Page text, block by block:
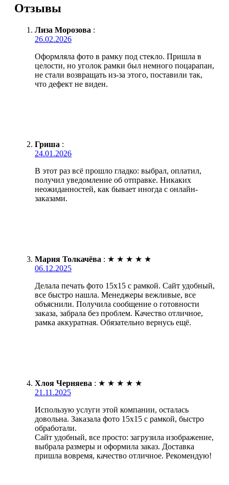
Отзывы
Лиза Морозова :
26.02.2026
Оформляла фото в рамку под стекло. Пришла в
целости, но уголок рамки был немного поцарапан,
не стали возвращать из-за этого, поставили так,
что дефект не виден.
Гриша :
24.01.2026
В этот раз всё прошло гладко: выбрал, оплатил,
получил уведомление об отправке. Никаких
неожиданностей, как бывает иногда с онлайн-
заказами.
Мария Толкачёва : ★ ★ ★ ★ ★
06.12.2025
Делала печать фото 15х15 с рамкой. Сайт удобный,
все быстро нашла. Менеджеры вежливые, все
объяснили. Получила сообщение о готовности
заказа, забрала без проблем. Качество отличное,
рамка аккуратная. Обязательно вернусь ещё.
Хлоя Черняева : ★ ★ ★ ★ ★
21.11.2025
Использую услуги этой компании, осталась
довольна. Заказала фото 15х15 с рамкой, быстро
обработали.
Сайт удобный, все просто: загрузила изображение,
выбрала размеры и оформила заказ. Доставка
пришла вовремя, качество отличное. Рекомендую!